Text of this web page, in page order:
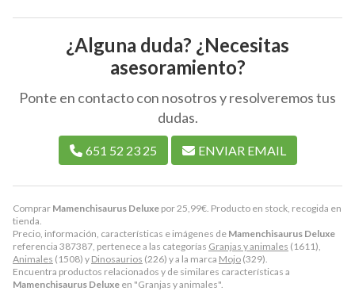
Comprar Mamenchisaurus Deluxe por 25,99€ . Producto en stock, recogida en
tienda.
Precio, información, características e imágenes de Mamenchisaurus Deluxe
referencia 387387, pertenece a las categorías Granjas y animales (1611),
Animales (1508) y Dinosaurios (226) y a la marca Mojo (329).
Encuentra productos relacionados y de similares características a
Mamenchisaurus Deluxe en "Granjas y animales".
¿Alguna duda? ¿Necesitas
asesoramiento?
Ponte en contacto con nosotros y resolveremos tus
dudas.
651 52 23 25 ENVIAR EMAIL